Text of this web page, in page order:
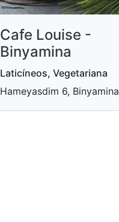
Cafe Louise -
Binyamina
Laticíneos, Vegetariana
Hameyasdim 6, Binyamina